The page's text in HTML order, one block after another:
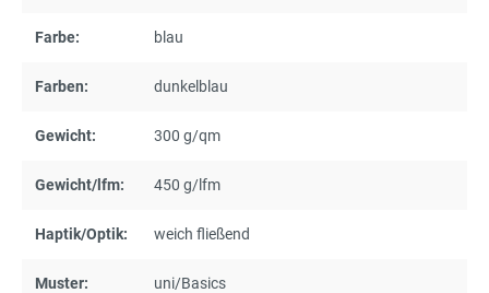
Farbe: blau
Farben: dunkelblau
Gewicht: 300 g/qm
Gewicht/lfm: 450 g/lfm
Haptik/Optik: weich fließend
Muster: uni/Basics